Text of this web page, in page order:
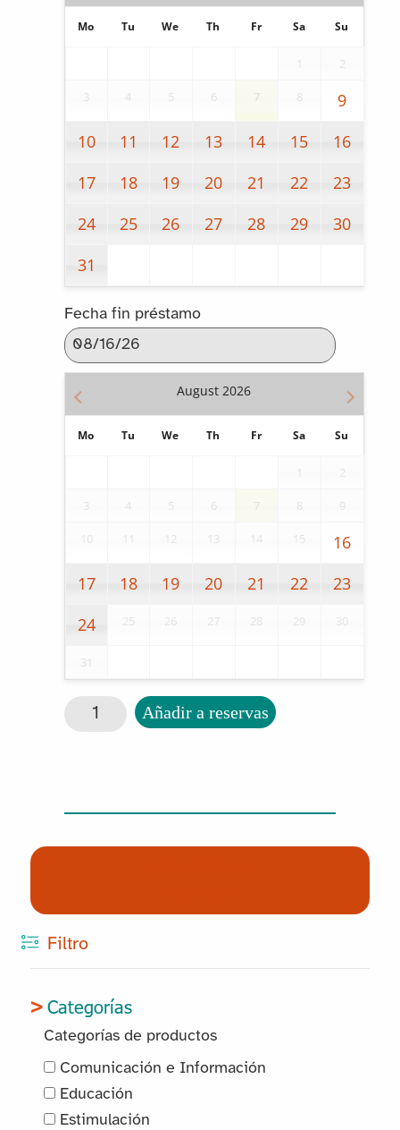
Mo Tu We Th Fr Sa Su
2
3 4 5 6 7 8
9
10
11 12 13 14 15
16
17
18 19 20 21 22
23
24
25 26 27 28 29
30
31
Fecha fin préstamo
August 2026
Mo Tu We Th Fr Sa Su
2
3 4 5 6 7 8 9
10 12 13 14 15
16
17
18 19 20 21 22
23
24
25 26 27 28 29 30
31
Cintas de gimnasia cantidad
Añadir a reservas
Filtro
Categorías
Categorías de productos
Comunicación e Información
Educación
Estimulación